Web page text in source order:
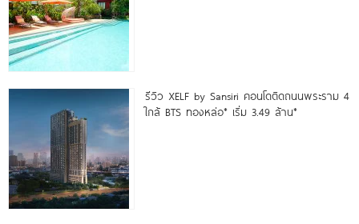
รีวิว XELF by Sansiri คอนโดติดถนนพระราม 4
ใกล้ BTS ทองหล่อ* เริ่ม 3.49 ล้าน*